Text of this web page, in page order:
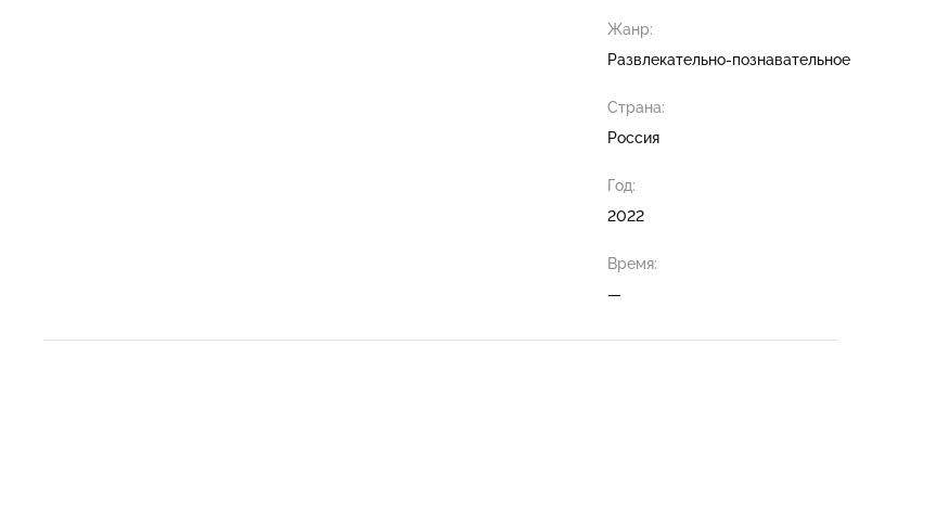
Жанр:
Развлекательно-познавательное
Страна:
Россия
Год:
2022
Время:
—